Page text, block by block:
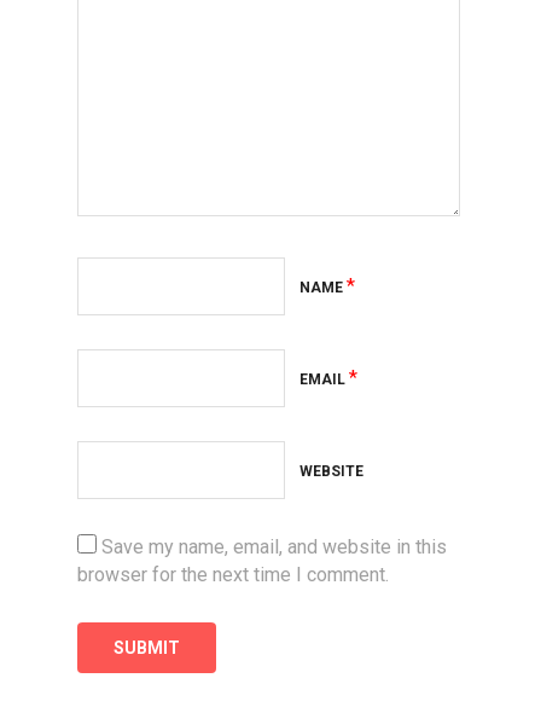
NAME *
EMAIL *
WEBSITE
Save my name, email, and website in this
browser for the next time I comment.